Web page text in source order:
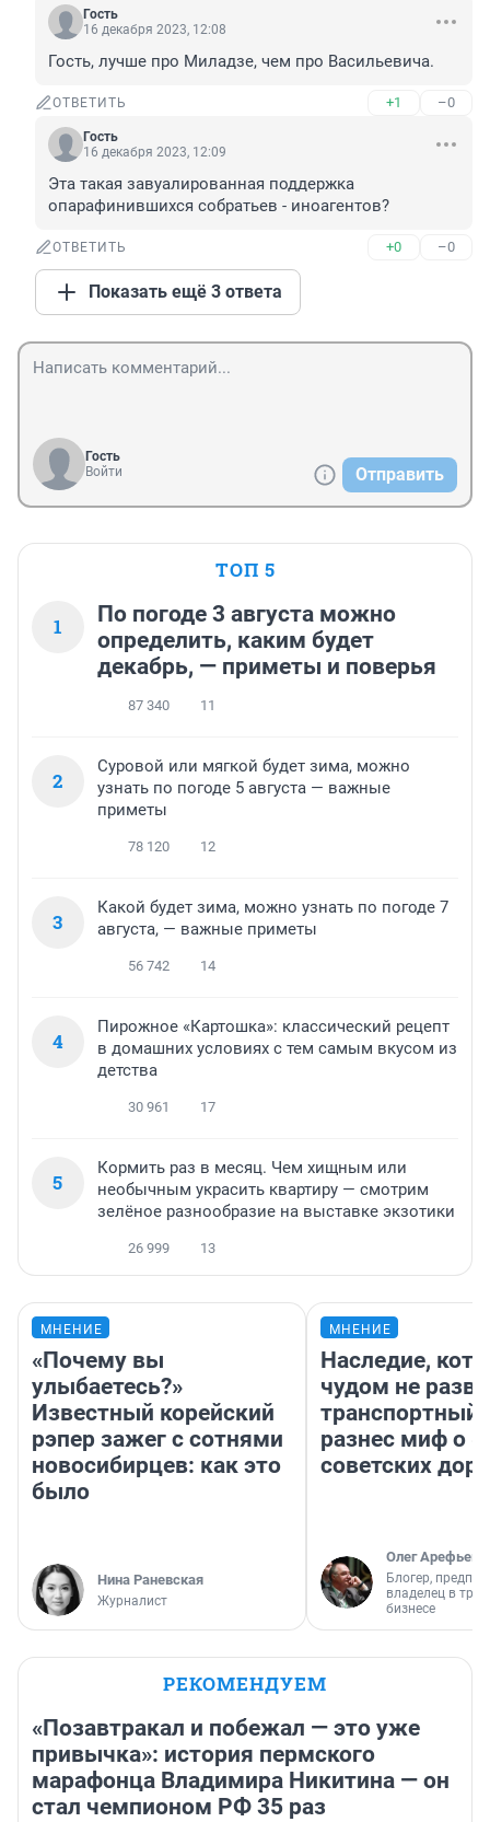
Гость
16 декабря 2023, 12:08
Гость, лучше про Миладзе, чем про Васильевича.
ОТВЕТИТЬ +1 –0
Гость
16 декабря 2023, 12:09
Эта такая завуалированная поддержка
опарафинившихся собратьев - иноагентов?
ОТВЕТИТЬ +0 –0
Показать ещё 3 ответа
Гость
Войти
Отправить
ТОП 5
1
По погоде 3 августа можно
определить, каким будет
декабрь, — приметы и поверья
87 340 11
2
Суровой или мягкой будет зима, можно
узнать по погоде 5 августа — важные
приметы
78 120 12
3
Какой будет зима, можно узнать по погоде 7
августа, — важные приметы
56 742 14
4
Пирожное «Картошка»: классический рецепт
в домашних условиях с тем самым вкусом из
детства
30 961 17
5
Кормить раз в месяц. Чем хищным или
необычным украсить квартиру — смотрим
зелёное разнообразие на выставке экзотики
26 999 13
МНЕНИЕ
«Почему вы
улыбаетесь?»
Известный корейский
рэпер зажег с сотнями
новосибирцев: как это
было
Нина Раневская
Журналист
МНЕНИЕ
Наследие,
чудом не
транспортный
разнес миф о
советских
Олег Арефьев
Блогер,
владелец в
бизнесе
РЕКОМЕНДУЕМ
«Позавтракал и побежал — это уже
привычка»: история пермского
марафонца Владимира Никитина — он
стал чемпионом РФ 35 раз